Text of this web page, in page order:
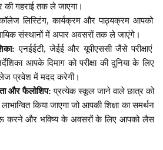
की गहराई तक ले जाएगा।
लिस्टिंग, कार्यक्रम और पाठ्यक्रम आपको
संस्थानों में अपार अवसरों तक ले जाएंगे।
एनईईटी, जेईई और यूपीएससी जैसे परीक्षाएं
आपके दिमाग को परीक्षा की दुनिया के लिए
प्रवेश में मदद करेगी।
और फैलोशिप: प्रत्येक स्कूल जाने वाले छात्र को
किया जाएगा जो आपकी शिक्षा का समर्थन
करने और भविष्य के अवसरों के लिए आपको लैस